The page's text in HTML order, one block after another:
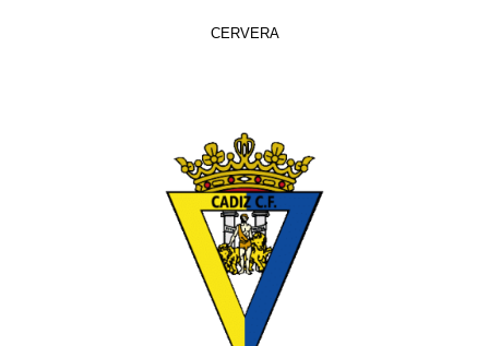
CERVERA